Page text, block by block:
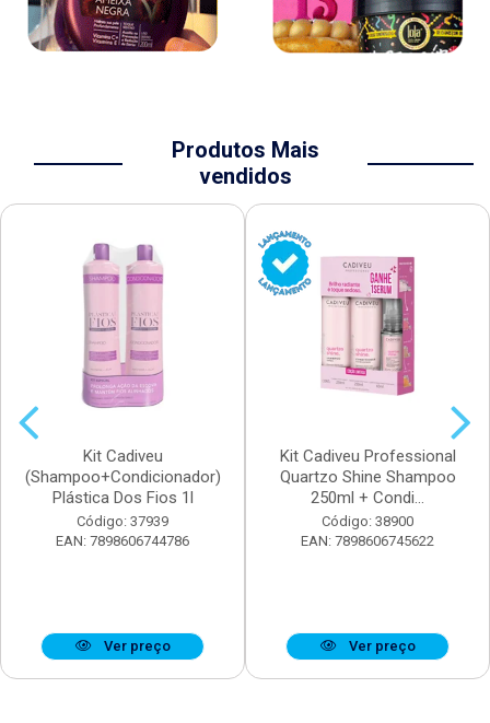
Produtos Mais
vendidos
Kit Cadiveu
(Shampoo+Condicionador)
Plástica Dos Fios 1l
Código: 37939
EAN: 7898606744786
Ver preço
Kit Cadiveu Professional
Quartzo Shine Shampoo
250ml + Condi...
Código: 38900
EAN: 7898606745622
Ver preço